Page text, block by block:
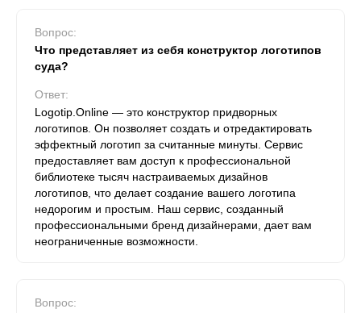
Вопрос:
Что представляет из себя конструктор логотипов
суда?
Ответ:
Logotip.Online — это конструктор придворных
логотипов. Он позволяет создать и отредактировать
эффектный логотип за считанные минуты. Сервис
предоставляет вам доступ к профессиональной
библиотеке тысяч настраиваемых дизайнов
логотипов, что делает создание вашего логотипа
недорогим и простым. Наш сервис, созданный
профессиональными бренд дизайнерами, дает вам
неограниченные возможности.
Вопрос: